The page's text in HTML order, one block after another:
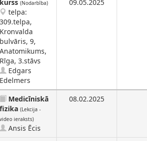
kurss (Nodarbība)
telpa:
309.telpa,
Kronvalda
bulvāris, 9,
Anatomikums,
Rīga, 3.stāvs
Edgars
Edelmers
09.05.2025
Medicīniskā
fizika (Lekcija -
video ieraksts)
Ansis Ēcis
08.02.2025